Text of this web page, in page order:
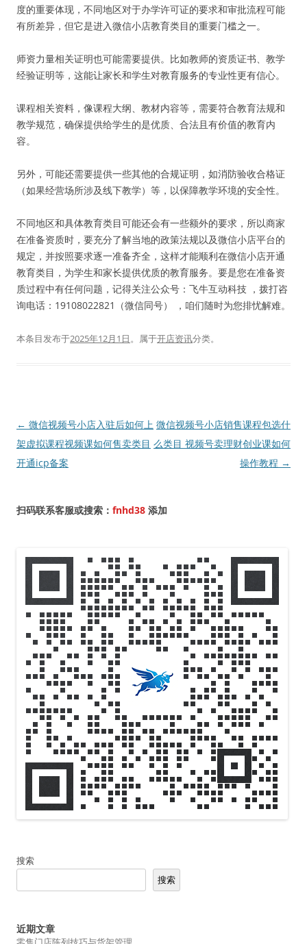
度的重要体现，不同地区对于办学许可证的要求和审批流程可能
有所差异，但它是进入微信小店教育类目的重要门槛之一。
师资力量相关证明也可能需要提供。比如教师的资质证书、教学
经验证明等，这能让家长和学生对教育服务的专业性更有信心。
课程相关资料，像课程大纲、教材内容等，需要符合教育法规和
教学规范，确保提供给学生的是优质、合法且有价值的教育内
容。
另外，可能还需要提供一些其他的合规证明，如消防验收合格证
（如果经营场所涉及线下教学）等，以保障教学环境的安全性。
不同地区和具体教育类目可能还会有一些额外的要求，所以商家
在准备资质时，要充分了解当地的政策法规以及微信小店平台的
规定，并按照要求逐一准备齐全，这样才能顺利在微信小店开通
教育类目，为学生和家长提供优质的教育服务。要是您在准备资
质过程中有任何问题，记得关注公众号：飞牛互动科技 ，拨打咨
询电话：19108022821（微信同号） ，咱们随时为您排忧解难。
本条目发布于2025年12月1日。属于开店资讯分类。
文
章
导
← 微信视频号小店入驻后如何上
架虚拟课程视频课如何售卖类目
开通icp备案
微信视频号小店销售课程包选什
么类目 视频号卖理财创业课如何
操作教程 →
扫码联系客服或搜索： fnhd38 添加
搜索
搜索
近期文章